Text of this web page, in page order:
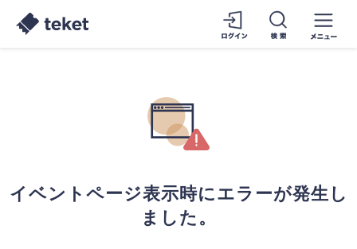
イベントページ表示時にエラーが発生し
ました。